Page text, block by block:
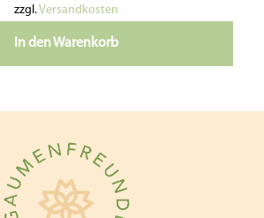
zzgl.Versandkosten
In den Warenkorb